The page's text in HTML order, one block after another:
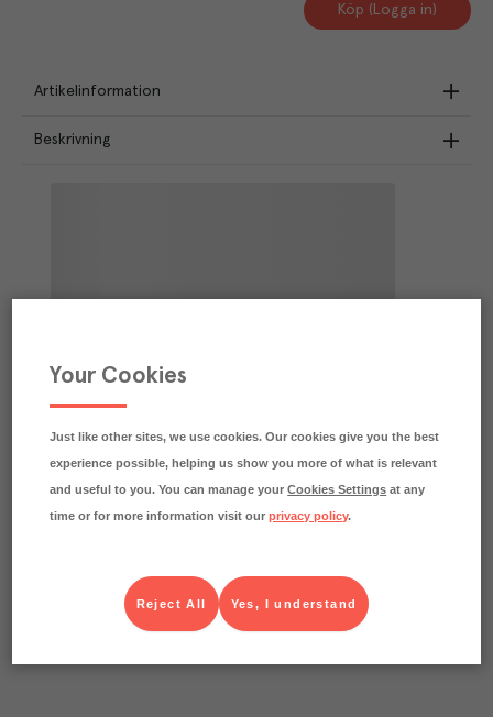
Köp (Logga in)
Artikelinformation
Beskrivning
Your Cookies
Just like other sites, we use cookies. Our cookies give you the best
experience possible, helping us show you more of what is relevant
and useful to you. You can manage yourCookies Settings at any
time or for more information visit ourprivacy policy.
Yes, I understand
Reject All